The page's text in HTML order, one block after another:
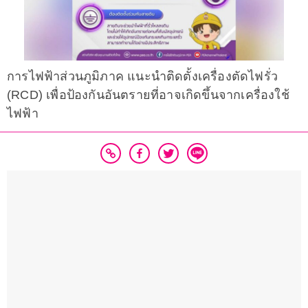
การไฟฟ้าส่วนภูมิภาค แนะนำติดตั้งเครื่องตัดไฟรั่ว
(RCD) เพื่อป้องกันอันตรายที่อาจเกิดขึ้นจากเครื่องใช้
ไฟฟ้า